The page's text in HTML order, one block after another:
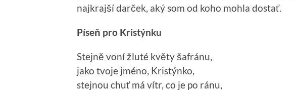
najkrajší darček, aký som od koho mohla dostať.
Píseň pro Kristýnku
Stejně voní žluté květy šafránu,
jako tvoje jméno, Kristýnko,
stejnou chuť má vítr, co je po ránu,